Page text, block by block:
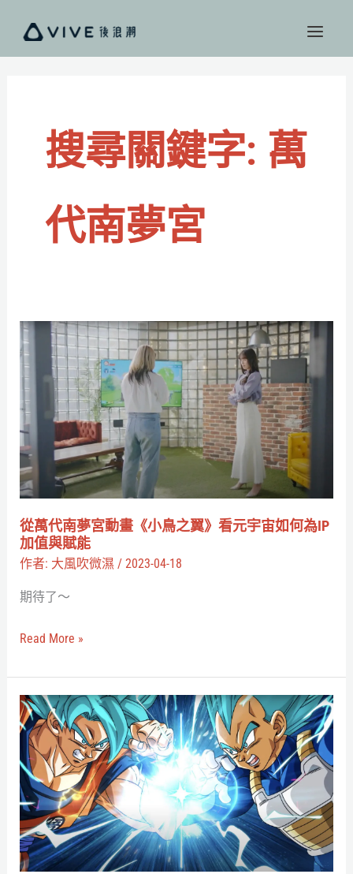
主
搜尋關鍵字: 萬
代南夢宮
從萬代南夢宮動畫《小鳥之翼》看元宇宙如何為IP
加值與賦能
作者: 大風吹微濕 / 2023-04-18
期待了～
從
萬
代
南
夢
宮
動
畫
《小
鳥
之
看
宙
如
何
為
IP
加
值
與
賦
Read More »
萬
代
南
夢
宮
《七
龍
珠》